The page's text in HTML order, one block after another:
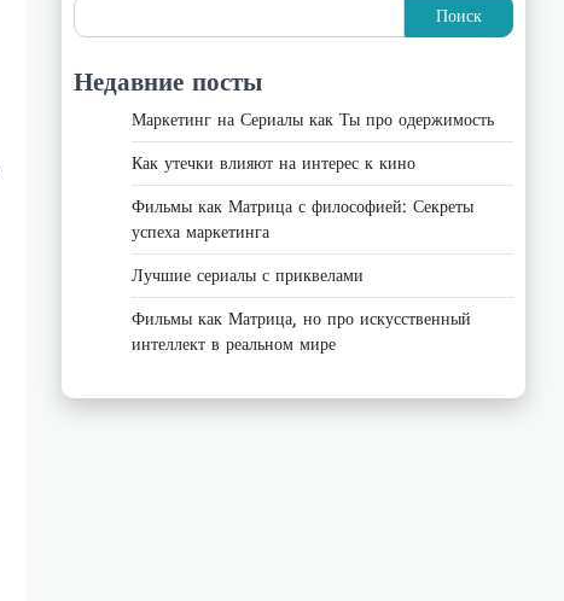
Поиск
Недавние посты
Маркетинг на Сериалы как Ты про одержимость
Как утечки влияют на интерес к кино
Фильмы как Матрица с философией: Секреты
успеха маркетинга
Лучшие сериалы с приквелами
Фильмы как Матрица, но про искусственный
интеллект в реальном мире